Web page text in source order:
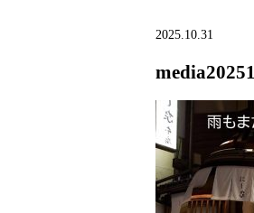
2025.10.31